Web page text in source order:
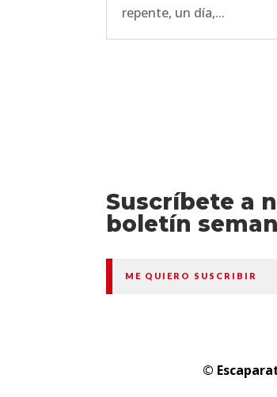
repente, un día,...
Suscríbete a
boletín
ME QUIERO SUSCRIBIR
©